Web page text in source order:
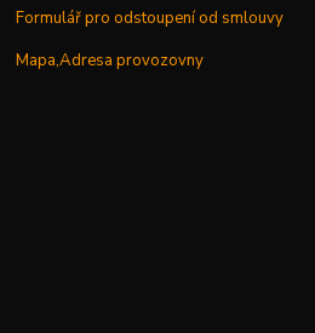
Formulář pro odstoupení od smlouvy
Mapa,Adresa provozovny